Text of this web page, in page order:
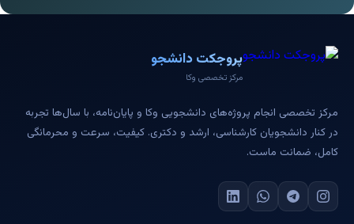
پروجکت دانشجو
مرکز تخصصی وکا
مرکز تخصصی انجام پروژه‌های دانشجویی وکا و پایان‌نامه، با سال‌ها تجربه
در کنار دانشجویان کارشناسی، ارشد و دکتری. کیفیت، سرعت و محرمانگی
کامل، ضمانت ماست.